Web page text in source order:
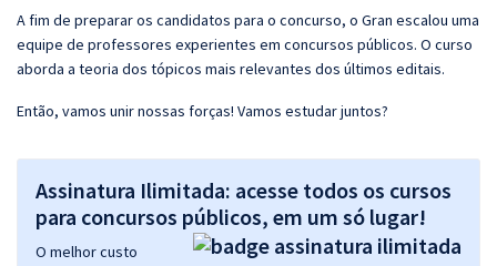
A fim de preparar os candidatos para o concurso, o Gran escalou uma
equipe de professores experientes em concursos públicos. O curso
aborda a teoria dos tópicos mais relevantes dos últimos editais.
Então, vamos unir nossas forças! Vamos estudar juntos?
Assinatura Ilimitada: acesse todos os cursos
para concursos públicos, em um só lugar!
O melhor custo